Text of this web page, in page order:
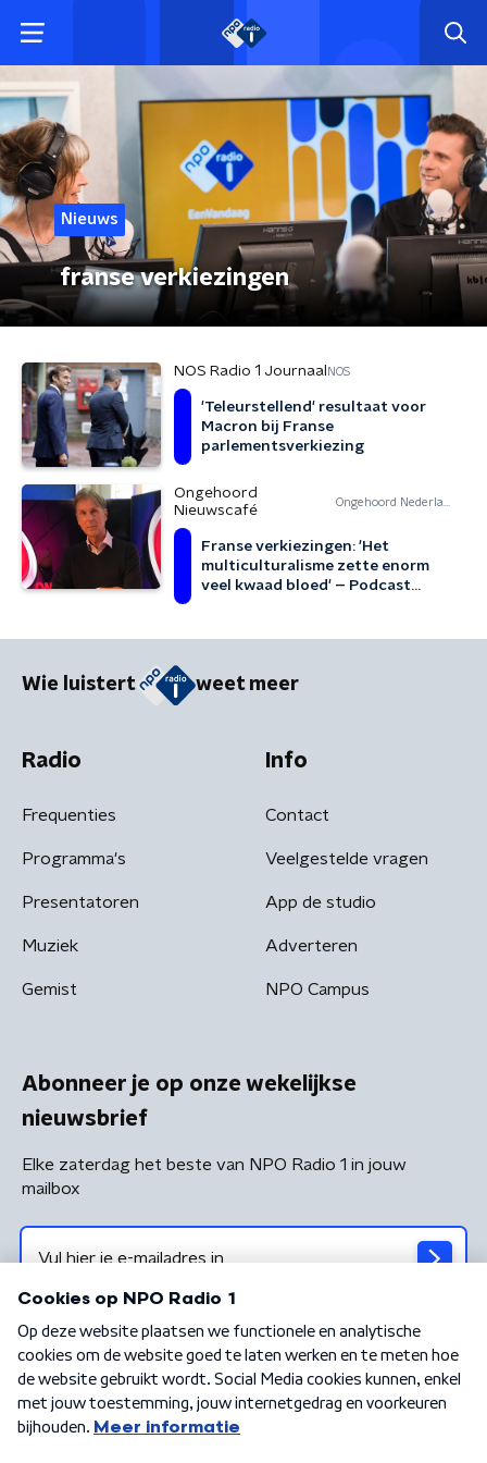
Nieuws
franse verkiezingen
NOS Radio 1 Journaal NOS
'Teleurstellend' resultaat voor
Macron bij Franse
parlementsverkiezing
Ongehoord
Nieuwscafé
Franse verkiezingen: 'Het
multiculturalisme zette enorm
veel kwaad bloed' – Podcast
Wie luistert weet meer
Radio
Frequenties
Programma's
Presentatoren
Muziek
Gemist
Info
Contact
Veelgestelde vragen
App de studio
Adverteren
NPO Campus
Abonneer je op onze wekelijkse
nieuwsbrief
Elke zaterdag het beste van NPO Radio 1 in jouw
mailbox
Algemene voorwaarden